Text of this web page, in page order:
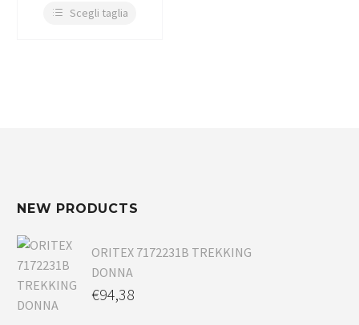
Scegli taglia
NEW PRODUCTS
ORITEX 7172231B TREKKING
DONNA
€94,38